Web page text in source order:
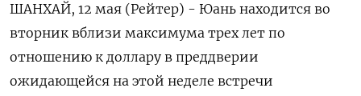
ШАНХАЙ, 12 мая (Рейтер) - Юань находится во
вторник вблизи максимума трех лет по
отношению к доллару в преддверии
ожидающейся на этой неделе встречи